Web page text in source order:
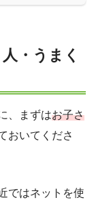
・うまく
、まずはお子さ
おいてくださ
ではネットを使